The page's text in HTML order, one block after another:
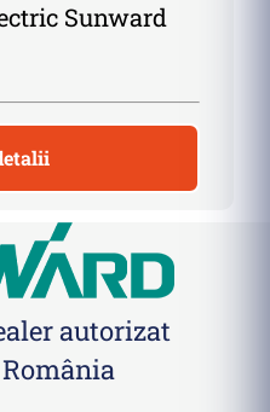
Sunward
autorizat